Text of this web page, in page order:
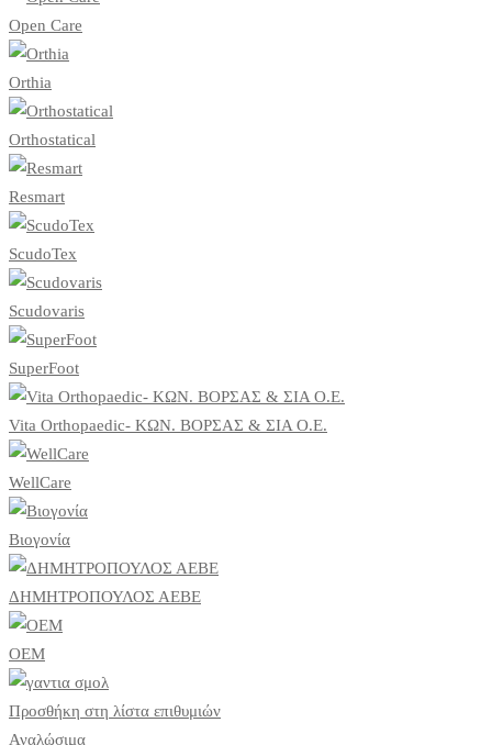
Open Care
Orthia
Orthostatical
Resmart
ScudoTex
Scudovaris
SuperFoot
Vita Orthopaedic- ΚΩΝ. ΒΟΡΣΑΣ & ΣΙΑ Ο.Ε.
WellCare
Βιογονία
ΔΗΜΗΤΡΟΠΟΥΛΟΣ ΑΕΒΕ
ΟΕΜ
Προσθήκη στη λίστα επιθυμιών
Αναλώσιμα